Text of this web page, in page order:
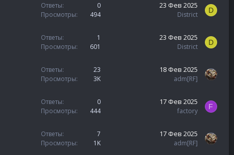
Ответы
0
Просмотры
494
23 Фев 2025
District
D
Ответы
1
Просмотры
601
23 Фев 2025
District
D
Ответы
23
Просмотры
3K
18 Фев 2025
adm[RF]
Ответы
0
Просмотры
444
17 Фев 2025
factory
F
Ответы
7
Просмотры
1K
17 Фев 2025
adm[RF]